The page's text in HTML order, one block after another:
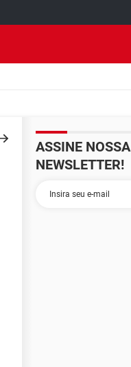
ASSINE NOSSA
NEWSLETTER!